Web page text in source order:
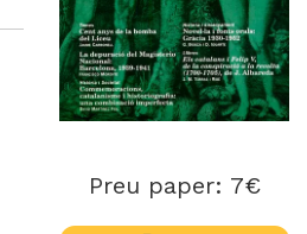
Preu paper: 7€